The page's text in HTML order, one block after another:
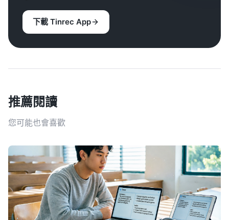
下載 Tinrec App
推薦閱讀
您可能也會喜歡